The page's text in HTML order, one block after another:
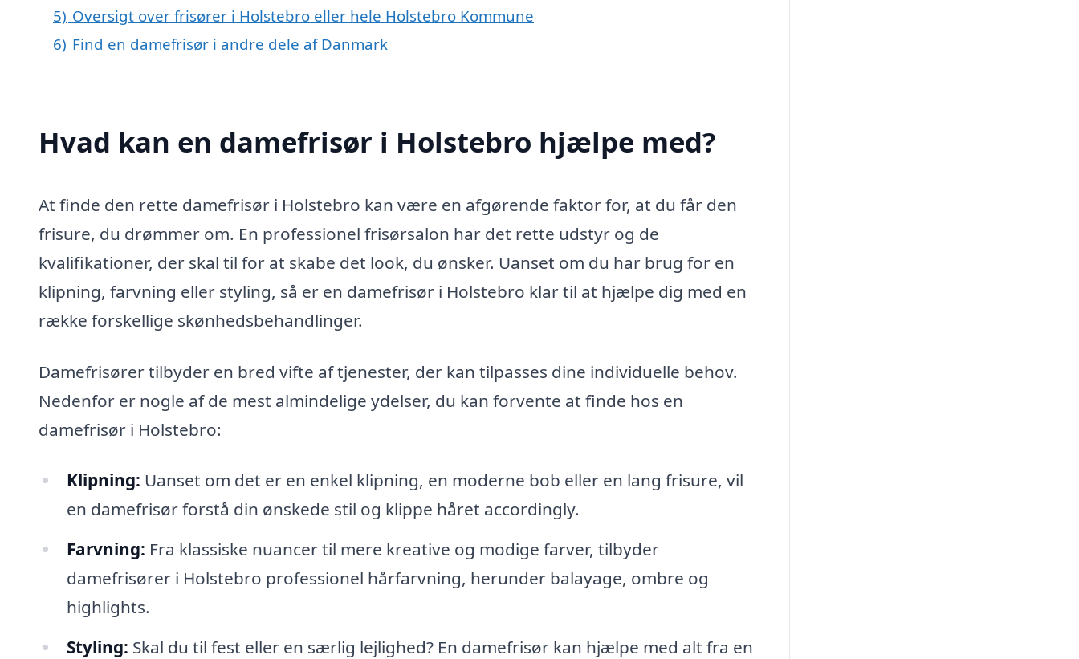
5) Oversigt over frisører i Holstebro eller hele Holstebro Kommune
6) Find en damefrisør i andre dele af Danmark
Hvad kan en damefrisør i Holstebro hjælpe med?
At finde den rette damefrisør i Holstebro kan være en afgørende faktor for, at du får den
frisure, du drømmer om. En professionel frisørsalon har det rette udstyr og de
kvalifikationer, der skal til for at skabe det look, du ønsker. Uanset om du har brug for en
klipning, farvning eller styling, så er en damefrisør i Holstebro klar til at hjælpe dig med en
række forskellige skønhedsbehandlinger.
Damefrisører tilbyder en bred vifte af tjenester, der kan tilpasses dine individuelle behov.
Nedenfor er nogle af de mest almindelige ydelser, du kan forvente at finde hos en
damefrisør i Holstebro:
Klipning: Uanset om det er en enkel klipning, en moderne bob eller en lang frisure, vil
en damefrisør forstå din ønskede stil og klippe håret accordingly.
Farvning: Fra klassiske nuancer til mere kreative og modige farver, tilbyder
damefrisører i Holstebro professionel hårfarvning, herunder balayage, ombre og
highlights.
Styling: Skal du til fest eller en særlig lejlighed? En damefrisør kan hjælpe med alt fra en